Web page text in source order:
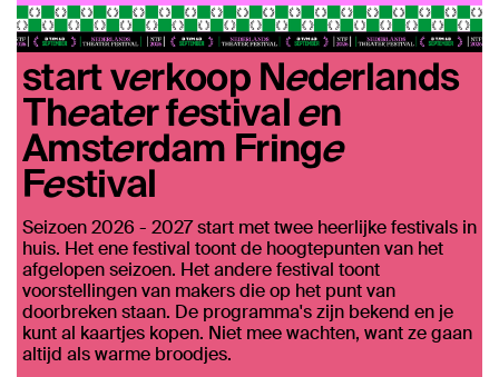
start verkoop Nederlands
Theater festival en
Amsterdam Fringe
Festival
Seizoen 2026 - 2027 start met twee heerlijke festivals in
huis. Het ene festival toont de hoogtepunten van het
afgelopen seizoen. Het andere festival toont
voorstellingen van makers die op het punt van
doorbreken staan. De programma's zijn bekend en je
kunt al kaartjes kopen. Niet mee wachten, want ze gaan
altijd als warme broodjes.